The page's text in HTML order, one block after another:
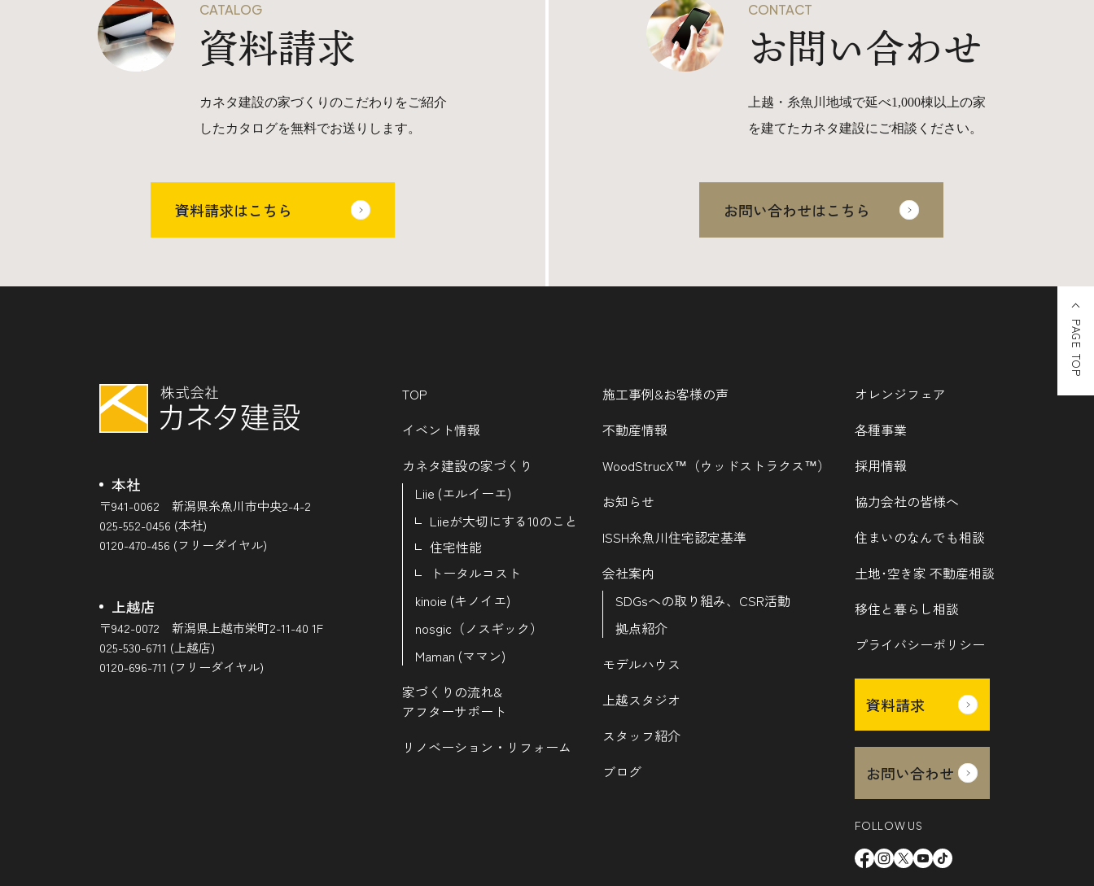
CATALOG
資料請求
カネタ建設の家づくりのこだわりをご紹介
したカタログを無料でお送りします。
資料請求はこちら
CONTACT
お問い合わせ
上越・糸魚川地域で延べ1,000棟以上の家
を建てたカネタ建設にご相談ください。
お問い合わせはこちら
本社
〒941-0062 新潟県糸魚川市中央2-4-2
025-552-0456 (本社)
0120-470-456 (フリーダイヤル)
上越店
〒942-0072 新潟県上越市栄町2-11-40 1F
025-530-6711 (上越店)
0120-696-711 (フリーダイヤル)
TOP
イベント情報
カネタ建設の家づくり
Liie (エルイーエ)
Liieが大切にする10のこと
住宅性能
トータルコスト
kinoie (キノイエ)
nosgic（ノスギック）
Maman (ママン)
家づくりの流れ&
アフターサポート
リノベーション・リフォーム
施工事例&お客様の声
不動産情報
WoodStrucX™（ウッドストラクス™）
お知らせ
ISSH糸魚川住宅認定基準
会社案内
SDGsへの取り組み、CSR活動
拠点紹介
モデルハウス
上越スタジオ
スタッフ紹介
ブログ
オレンジフェア
各種事業
採用情報
協力会社の皆様へ
住まいのなんでも相談
土地･空き家 不動産相談
移住と暮らし相談
プライバシーポリシー
資料請求
お問い合わせ
FOLLOW US
PAGE TOP